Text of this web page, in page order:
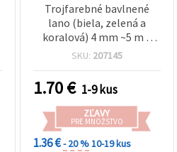
Trojfarebné bavlnené
lano (biela, zelená a
koralová) 4 mm ~5 m –
ideálne na macramé,
DIY tvorenie
SKU: 207145
1.70€ 1-9 kus
ZĽAVY
PRE MNOŽSTVO
1.36 €- 20 %10-19 kus